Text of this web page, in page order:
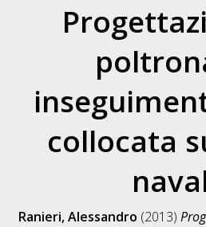
collocata
Ranieri, Alessandro (2013)